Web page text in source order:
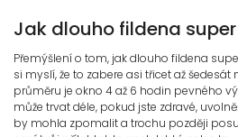
Jak dlouho fildena
Přemýšlení o tom, jak dlouho fildena
si myslí, že to zabere asi třicet až
průměru je okno 4 až 6 hodin pevného
může trvat déle, pokud jste zdravé,
by mohla zpomalit a trochu později